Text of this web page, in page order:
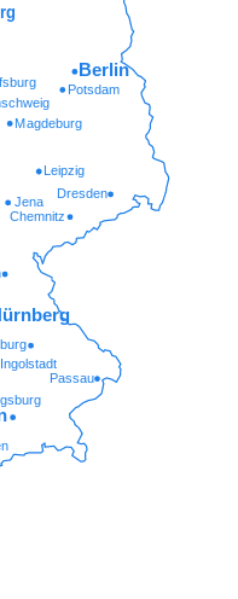
Passau
Ingolstadt
Chemnitz
Jena
Dresden
Magdeburg
Potsdam
Leipzig
Berlin